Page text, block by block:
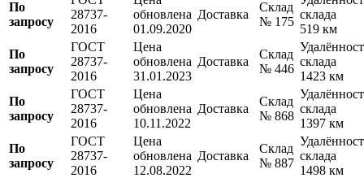
По
запросу
28737-
2016
обновлена
01.09.2020
Доставка
Склад
№ 175
склада
519 км
По
запросу
ГОСТ
28737-
2016
Цена
обновлена
31.01.2023
Доставка
Склад
№ 446
склада
1423 км
По
запросу
ГОСТ
28737-
2016
Цена
обновлена
10.11.2022
Доставка
Склад
№ 868
склада
1397 км
По
запросу
ГОСТ
28737-
2016
Цена
обновлена
12.08.2022
Доставка
Склад
№ 887
склада
1498 км